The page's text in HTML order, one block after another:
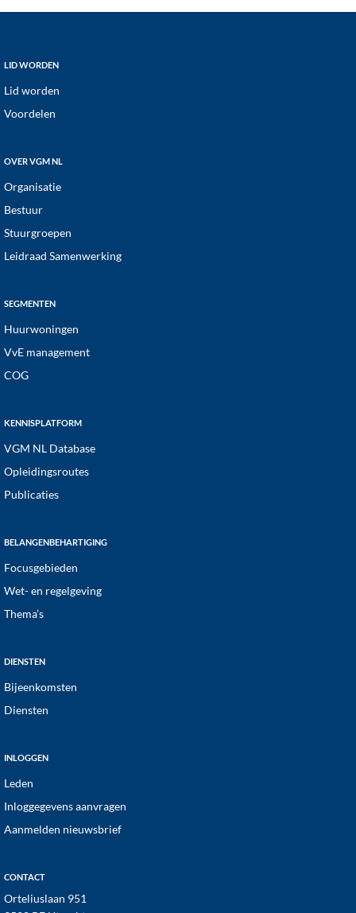
Footer
LID WORDEN
Lid worden
Voordelen
OVER VGM NL
Organisatie
Bestuur
Stuurgroepen
Leidraad Samenwerking
SEGMENTEN
Huurwoningen
VvE management
COG
KENNISPLATFORM
VGM NL Database
Opleidingsroutes
Publicaties
BELANGENBEHARTIGING
Focusgebieden
Wet- en regelgeving
Thema’s
DIENSTEN
Bijeenkomsten
Diensten
INLOGGEN
Leden
Inloggegevens aanvragen
Aanmelden nieuwsbrief
CONTACT
Orteliuslaan 951